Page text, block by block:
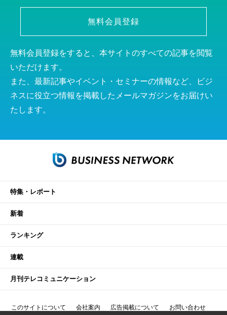
無料会員登録
無料会員登録をすると、本サイトのすべての記事を閲覧
いただけます。
また、最新記事やイベント・セミナーの情報など、ビジ
ネスに役立つ情報を掲載したメールマガジンをお届けい
たします。
特集・レポート
新着
ランキング
連載
月刊テレコミュニケーション
このサイトについて 会社案内 広告掲載について お問い合わせ